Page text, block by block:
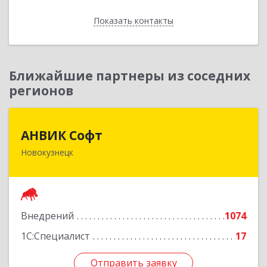
Показать контакты
Назад
Ближайшие партнеры из соседних
регионов
АНВИК Софт
Новокузнецк
Внедрений
1074
1С:Специалист
17
Отправить заявку
654079, Кемеровская область - Кузбасс,
Отправить заявку